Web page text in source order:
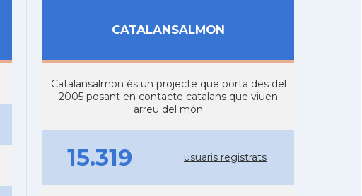
CATALANSALMON
Catalansalmon és un projecte que porta des del
2005 posant en contacte catalans que viuen
arreu del món
15.319 usuaris registrats